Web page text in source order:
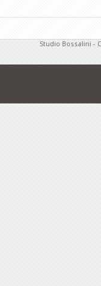
Studio Bossalini -